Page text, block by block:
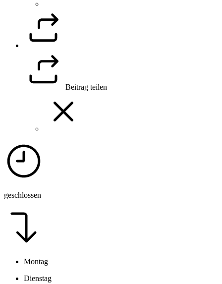
Beitrag teilen
geschlossen
Montag
Dienstag